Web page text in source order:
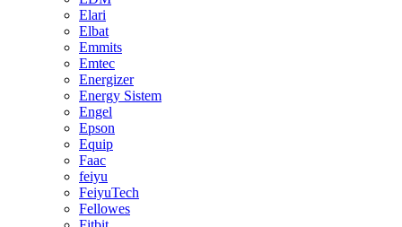
Elari
Elbat
Emmits
Emtec
Energizer
Energy Sistem
Engel
Epson
Equip
Faac
feiyu
FeiyuTech
Fellowes